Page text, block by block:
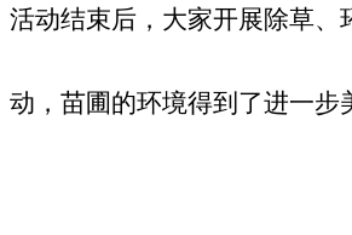
活动结束后，大家开展除草、
动，苗圃的环境得到了进一步